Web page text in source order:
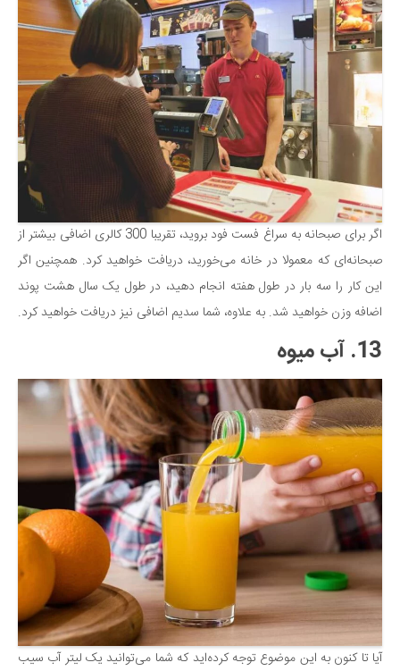
اگر برای صبحانه به سراغ فست فود بروید، تقریبا 300 کالری اضافی بیشتر از
صبحانه‌ای که معمولا در خانه می‌خورید، دریافت خواهید کرد. همچنین اگر
این کار را سه بار در طول هفته انجام دهید، در طول یک سال هشت پوند
اضافه وزن خواهید شد. به علاوه، شما سدیم اضافی نیز دریافت خواهید کرد.
13. آب میوه
آیا تا کنون به این موضوع توجه کرده‌اید که شما می‌توانید یک لیتر آب سیب